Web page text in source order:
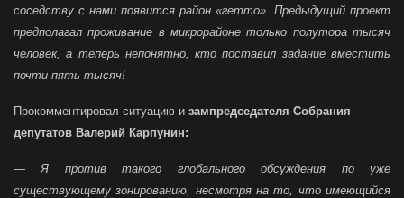
соседству с нами появится район «гетто». Предыдущий проект
предполагал проживание в микрорайоне только полутора тысяч
человек, а теперь непонятно, кто поставил задание вместить
почти пять тысяч!
Прокомментировал ситуацию и зампредседателя Собрания
депутатов Валерий Карпунин:
— Я против такого глобального обсуждения по уже
существующему зонированию, несмотря на то, что имеющийся